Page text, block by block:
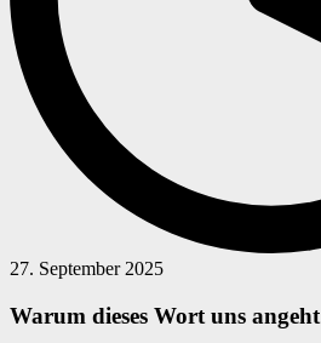
27. September 2025
Warum dieses Wort uns angeht